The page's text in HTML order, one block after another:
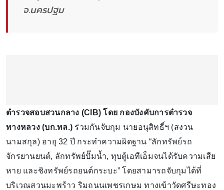
จ.นครปฐม
ตำรวจสอบสวนกลาง (CIB) โดย กองบังคับการตำรวจ
ทางหลวง (บก.ทล.) ร่วมกันจับกุม นายอนุสิทธิ์ฯ (สงวน
นามสกุล) อายุ 32 ปี กระทำความผิดฐาน “ลักทรัพย์รถ
จักรยานยนต์, ลักทรัพย์ปั๊มน้ำ, ทุบตู้เอทีเอ็มจนได้รับความเสีย
หาย และชิงทรัพย์รถยนต์กระบะ” โดยสามารถจับกุมได้ที่
บริเวณสวนมะพร้าว ริมถนนเพชรเกษม ทางเข้าวัดศรีษะทอง